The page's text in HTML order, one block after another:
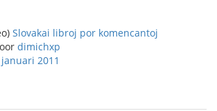
Slovakai libroj por komencantoj
dimichxp
2011